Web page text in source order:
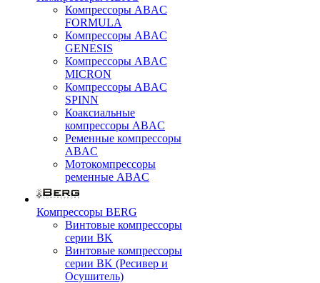
Компрессоры ABAC
FORMULA
Компрессоры ABAC
GENESIS
Компрессоры ABAC
MICRON
Компрессоры ABAC
SPINN
Коаксиальные
компрессоры ABAC
Ременные компрессоры
ABAC
Мотокомпрессоры
ременные ABAC
Компрессоры BERG
Винтовые компрессоры
серии BK
Винтовые компрессоры
серии BK (Ресивер и
Осушитель)